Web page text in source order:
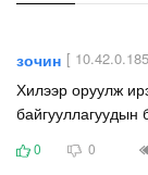
зочин [
Хилээр оруулж
байгууллагуудын
0 0